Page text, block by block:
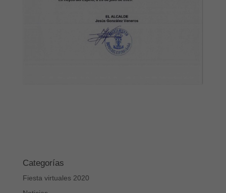
Categorías
Fiesta virtuales 2020